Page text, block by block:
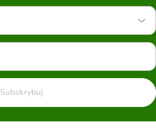
Subskrybuj